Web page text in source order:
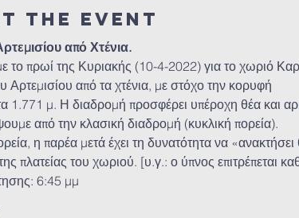
the event
από Χτένια.
το πρωί της Κυριακής (10-4-2022) για το χωριό
Αρτεμισίου από τα χτένια, με στόχο την κορυφή
1.771 μ. Η διαδρομή προσφέρει υπέροχη θέα και
από την κλασική διαδρομή (κυκλική πορεία).
η παρέα μετά έχει τη δυνατότητα να
πλατείας του χωριού. [υ.γ.: ο ύπνος επιτρέπεται
6:45 μμ